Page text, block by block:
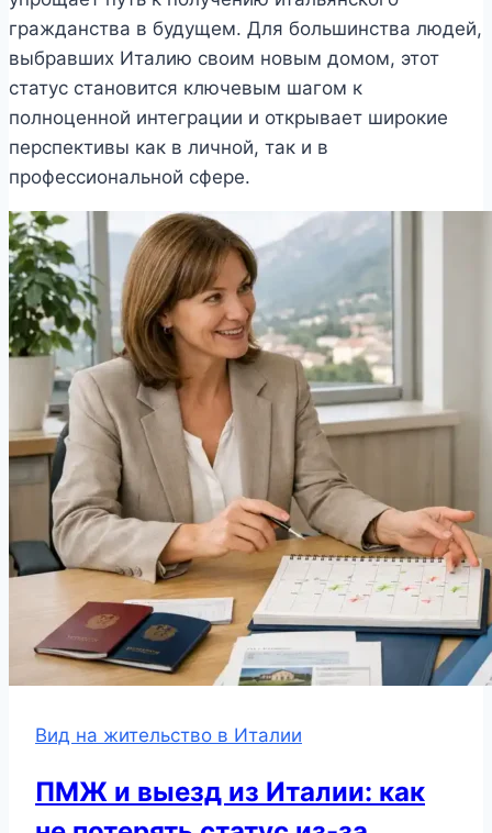
гражданства в будущем. Для большинства людей,
выбравших Италию своим новым домом, этот
статус становится ключевым шагом к
полноценной интеграции и открывает широкие
перспективы как в личной, так и в
профессиональной сфере.
Вид на жительство в Италии
ПМЖ и выезд из Италии: как